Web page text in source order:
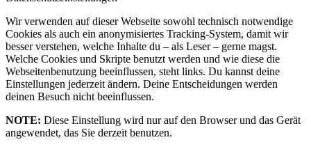
Wir verwenden auf dieser Webseite sowohl technisch notwendige
Cookies als auch ein anonymisiertes Tracking-System, damit wir
besser verstehen, welche Inhalte du – als Leser – gerne magst.
Welche Cookies und Skripte benutzt werden und wie diese die
Webseitenbenutzung beeinflussen, steht links. Du kannst deine
Einstellungen jederzeit ändern. Deine Entscheidungen werden
deinen Besuch nicht beeinflussen.
NOTE: Diese Einstellung wird nur auf den Browser und das Gerät
angewendet, das Sie derzeit benutzen.